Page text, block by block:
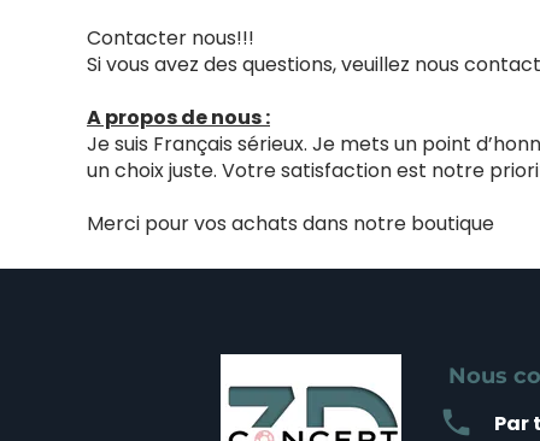
Nous
local_phone Par
Contacter nous!!!
Si vous avez des questions, veuillez nous
A propos de nous :
Je suis Français sérieux. Je mets un point
un choix juste. Votre satisfaction est notre
Merci pour vos achats dans notre boutique